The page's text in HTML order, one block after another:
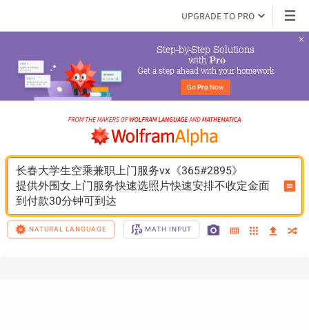
UPGRADE TO PRO
Step-by-Step Solutions
with Pro
Get a step ahead with your homework
Go Pro Now
长春大学生空乘兼职上门服务vx《365#2895》
提供外围女上门服务快速选照片快速安排不收定金面
到付款30分钟可到达
NATURAL LANGUAGE MATH INPUT